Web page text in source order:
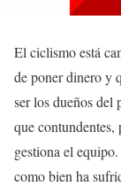
El ciclismo está
de poner dinero y
ser los dueños del
que contundentes,
gestiona el
como bien ha